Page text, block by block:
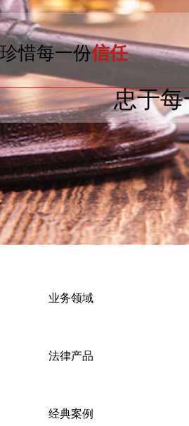
珍惜每一份信任
忠于
业务领域
法律产品
经典案例